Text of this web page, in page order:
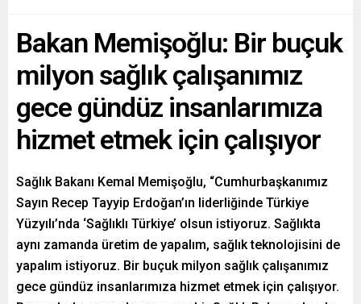
Bakan Memişoğlu: Bir buçuk
milyon sağlık çalışanımız
gece gündüz insanlarımıza
hizmet etmek için çalışıyor
Sağlık Bakanı Kemal Memişoğlu, “Cumhurbaşkanımız
Sayın Recep Tayyip Erdoğan’ın liderliğinde Türkiye
Yüzyılı’nda ‘Sağlıklı Türkiye’ olsun istiyoruz. Sağlıkta
aynı zamanda üretim de yapalım, sağlık teknolojisini de
yapalım istiyoruz. Bir buçuk milyon sağlık çalışanımız
gece gündüz insanlarımıza hizmet etmek için çalışıyor.